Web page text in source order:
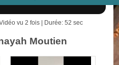
vu 2 fois | Durée: 52 sec
Moutien